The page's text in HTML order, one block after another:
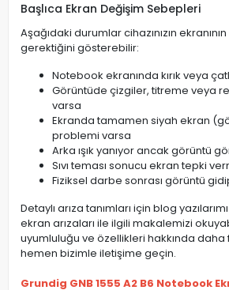
Başlıca Ekran Değişim Sebepleri
Aşağıdaki durumlar cihazınızın
gerektiğini gösterebilir:
Notebook ekranında kırık veya
Görüntüde çizgiler, titreme veya
varsa
Ekranda tamamen siyah ekran
problemi varsa
Arka ışık yanıyor ancak görüntü
Sıvı teması sonucu ekran tepki
Fiziksel darbe sonrası görüntü
Detaylı arıza tanımları için blog
ekran arızaları ile ilgili makalemizi
uyumluluğu ve özellikleri hakkında
hemen bizimle iletişime geçin.
Grundig GNB 1555 A2 B6 Notebook